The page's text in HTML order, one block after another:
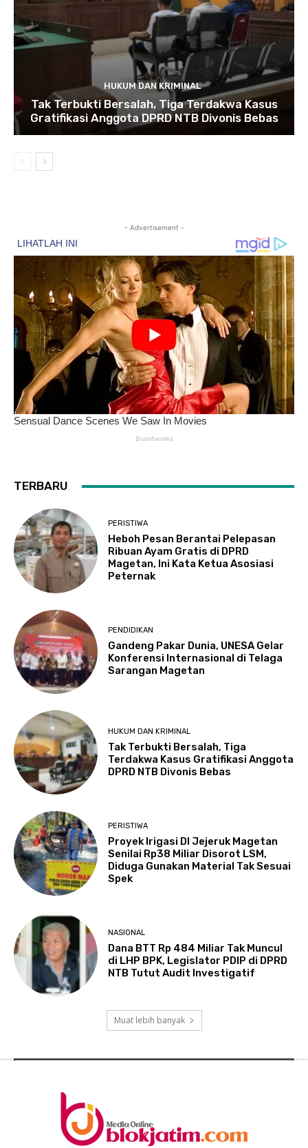
HUKUM DAN KRIMINAL
Tak Terbukti Bersalah, Tiga Terdakwa Kasus
Gratifikasi Anggota DPRD NTB Divonis Bebas
- Advertisement -
TERBARU
PERISTIWA
Heboh Pesan Berantai Pelepasan
Ribuan Ayam Gratis di DPRD
Magetan, Ini Kata Ketua Asosiasi
Peternak
PENDIDIKAN
Gandeng Pakar Dunia, UNESA Gelar
Konferensi Internasional di Telaga
Sarangan Magetan
HUKUM DAN KRIMINAL
Tak Terbukti Bersalah, Tiga
Terdakwa Kasus Gratifikasi Anggota
DPRD NTB Divonis Bebas
PERISTIWA
Proyek Irigasi DI Jejeruk Magetan
Senilai Rp38 Miliar Disorot LSM,
Diduga Gunakan Material Tak Sesuai
Spek
NASIONAL
Dana BTT Rp 484 Miliar Tak Muncul
di LHP BPK, Legislator PDIP di DPRD
NTB Tutut Audit Investigatif
Muat lebih banyak